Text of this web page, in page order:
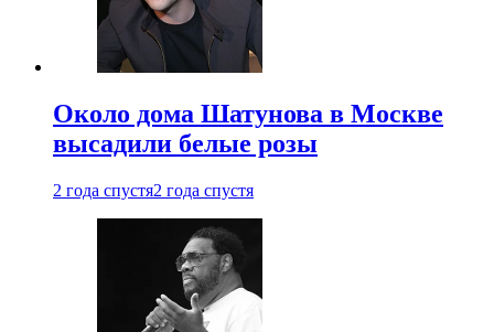
Около дома Шатунова в Москве
высадили белые розы
2 года спустя2 года спустя